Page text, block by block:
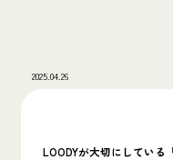
2025.04.26
LOODYが大切にしている